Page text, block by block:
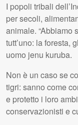
I popoli tribali
per secoli,
animale. “Abbiamo
tutt’uno: la foresta,
uomo jenu kuruba.
Non è un caso se
tigri: sanno come
e protetto i loro
conservazionisti e